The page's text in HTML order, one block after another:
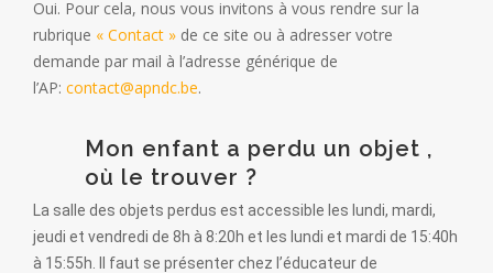
Oui. Pour cela, nous vous invitons à vous rendre sur la
rubrique « Contact » de ce site ou à adresser votre
demande par mail à l’adresse générique de
l’AP: contact@apndc.be.
Mon enfant a perdu un objet ,
où le trouver ?
La salle des objets perdus est accessible les lundi, mardi,
jeudi et vendredi de 8h à 8:20h et les lundi et mardi de 15:40h
à 15:55h. Il faut se présenter chez l’éducateur de